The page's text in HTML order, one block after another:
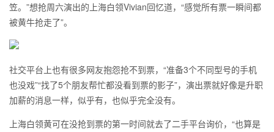
笠。”想抢周六演出的上海白领Vivian回忆道，“感觉所有票一瞬间都
被黄牛抢走了”。
社交平台上也有很多网友抱怨抢不到票，“准备3个不同型号的手机
也没戏”“找了5个朋友帮忙都没看到票的影子”，演出票就好像是升职
加薪的消息一样，似乎有，也似乎完全没有。
上海白领黄可在没抢到票的第一时间就去了二手平台询价，“也算是